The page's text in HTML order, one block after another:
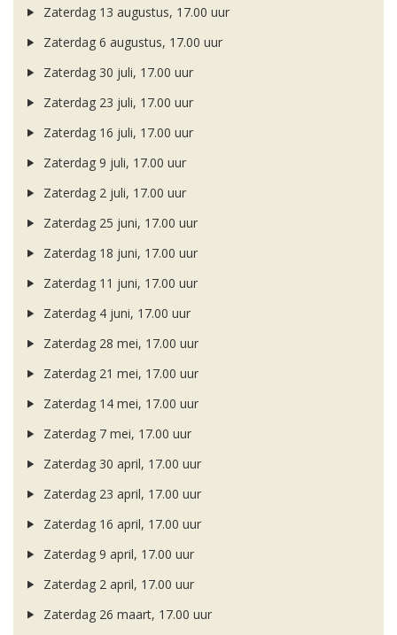
Zaterdag 13 augustus, 17.00 uur
Zaterdag 6 augustus, 17.00 uur
Zaterdag 30 juli, 17.00 uur
Zaterdag 23 juli, 17.00 uur
Zaterdag 16 juli, 17.00 uur
Zaterdag 9 juli, 17.00 uur
Zaterdag 2 juli, 17.00 uur
Zaterdag 25 juni, 17.00 uur
Zaterdag 18 juni, 17.00 uur
Zaterdag 11 juni, 17.00 uur
Zaterdag 4 juni, 17.00 uur
Zaterdag 28 mei, 17.00 uur
Zaterdag 21 mei, 17.00 uur
Zaterdag 14 mei, 17.00 uur
Zaterdag 7 mei, 17.00 uur
Zaterdag 30 april, 17.00 uur
Zaterdag 23 april, 17.00 uur
Zaterdag 16 april, 17.00 uur
Zaterdag 9 april, 17.00 uur
Zaterdag 2 april, 17.00 uur
Zaterdag 26 maart, 17.00 uur